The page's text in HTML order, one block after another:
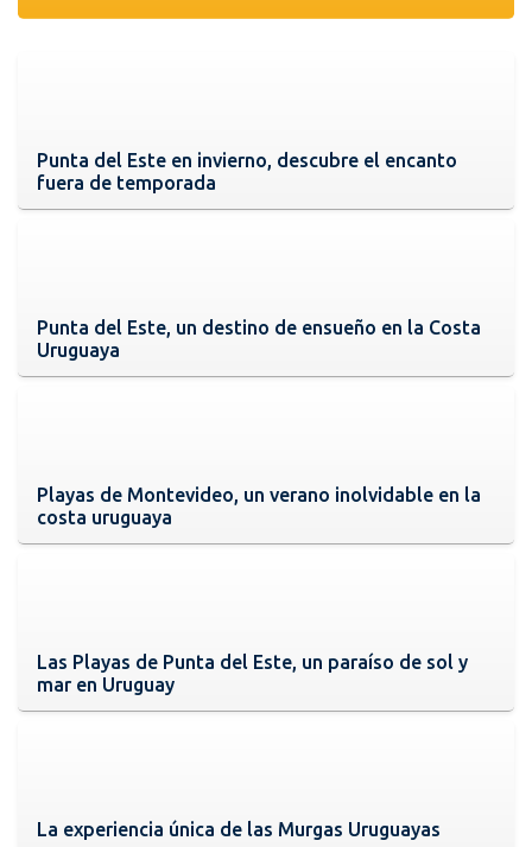
Punta del Este en invierno, descubre el encanto
fuera de temporada
Punta del Este, un destino de ensueño en la Costa
Uruguaya
Playas de Montevideo, un verano inolvidable en la
costa uruguaya
Las Playas de Punta del Este, un paraíso de sol y
mar en Uruguay
La experiencia única de las Murgas Uruguayas